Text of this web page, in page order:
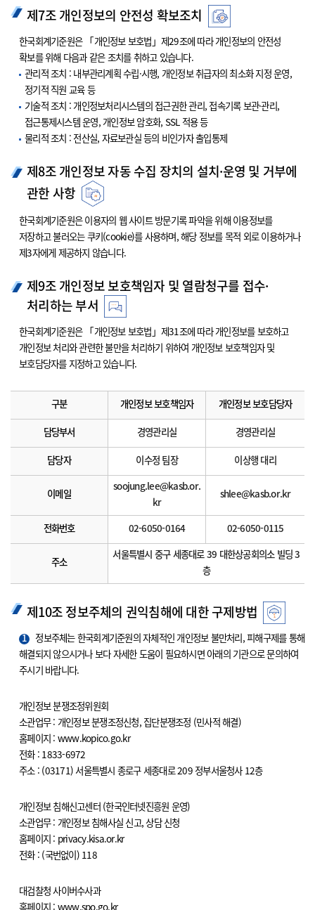
제7조 개인정보의 안전성 확보조치
한국회계기준원은 「개인정보 보호법」제29조에 따라 개인정보의 안전성
확보를 위해 다음과 같은 조치를 취하고 있습니다.
관리적 조치 : 내부관리계획 수립·시행, 개인정보 취급자의 최소화 지정 운영,
정기적 직원 교육 등
기술적 조치 : 개인정보처리시스템의 접근권한 관리, 접속기록 보관·관리,
접근통제시스템 운영, 개인정보 암호화, SSL 적용 등
물리적 조치 : 전산실, 자료보관실 등의 비인가자 출입통제
제8조 개인정보 자동 수집 장치의 설치·운영 및 거부에
관한 사항
한국회계기준원은 이용자의 웹 사이트 방문기록 파악을 위해 이용정보를
저장하고 불러오는 쿠키(cookie)를 사용하며, 해당 정보를 목적 외로 이용하거나
제3자에게 제공하지 않습니다.
제9조 개인정보 보호책임자 및 열람청구를 접수·
처리하는 부서
한국회계기준원은 「개인정보 보호법」제31조에 따라 개인정보를 보호하고
개인정보 처리와 관련한 불만을 처리하기 위하여 개인정보 보호책임자 및
보호담당자를 지정하고 있습니다.
구분 개인정보 보호책임자 개인정보 보호담당자
담당부서 경영관리실 경영관리실
담당자 이수정 팀장 이상행 대리
이메일
soojung.lee@kasb.or.
kr
shlee@kasb.or.kr
전화번호 02-6050-0164 02-6050-0115
주소
서울특별시 중구 세종대로 39 대한상공회의소 빌딩 3
층
제10조 정보주체의 권익침해에 대한 구제방법
1
정보주체는 한국회계기준원의 자체적인 개인정보 불만처리, 피해구제를 통해
해결되지 않으시거나 보다 자세한 도움이 필요하시면 아래의 기관으로 문의하여
주시기 바랍니다.
개인정보 분쟁조정위원회
소관업무 : 개인정보 분쟁조정신청, 집단분쟁조정 (민사적 해결)
홈페이지 : www.kopico.go.kr
전화 : 1833-6972
주소 : (03171) 서울특별시 종로구 세종대로 209 정부서울청사 12층
개인정보 침해신고센터 (한국인터넷진흥원 운영)
소관업무 : 개인정보 침해사실 신고, 상담 신청
홈페이지 : privacy.kisa.or.kr
전화 : (국번없이) 118
대검찰청 사이버수사과
홈페이지 : www.spo.go.kr